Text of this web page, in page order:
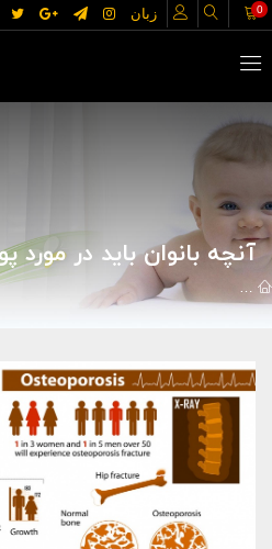
زبان 0
علوم پزشکی